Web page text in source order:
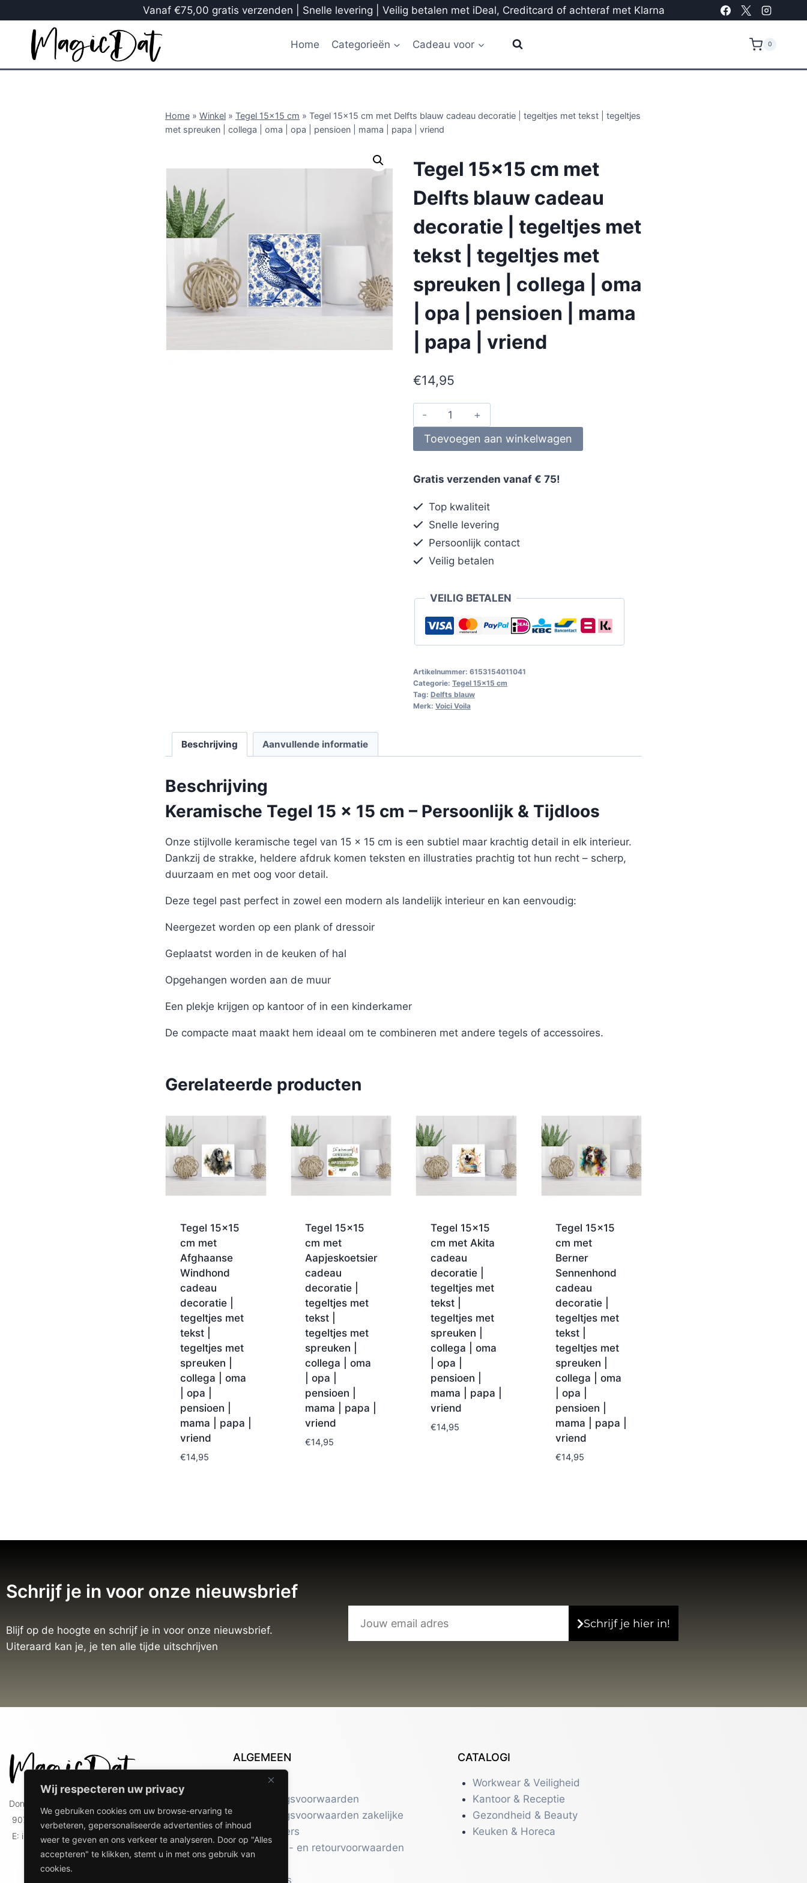
Wij respecteren uw privacy
We gebruiken cookies om uw browse-ervaring te
verbeteren, gepersonaliseerde advertenties of inhoud
weer te geven en ons verkeer te analyseren. Door op "Alles
accepteren" te klikken, stemt u in met ons gebruik van
cookies.
Vanaf €75,00 gratis verzenden | Snelle levering | Veilig betalen met iDeal, Creditcard of achteraf met Klarna
Home Categorieën Cadeau voor 0
Home » Winkel » Tegel 15x15 cm » Tegel 15×15 cm met Delfts blauw cadeau decoratie | tegeltjes met tekst | tegeltjes
met spreuken | collega | oma | opa | pensioen | mama | papa | vriend
Tegel 15×15 cm met
Delfts blauw cadeau
decoratie | tegeltjes met
tekst | tegeltjes met
spreuken | collega | oma
| opa | pensioen | mama
| papa | vriend
€14,95
Toevoegen aan winkelwagen
Gratis verzenden vanaf € 75!
Top kwaliteit
Snelle levering
Persoonlijk contact
Veilig betalen
VEILIG BETALEN
Artikelnummer: 6153154011041
Categorie: Tegel 15x15 cm
Tag: Delfts blauw
Merk: Voici Voila
Beschrijving Aanvullende informatie
Beschrijving
Keramische Tegel 15 x 15 cm – Persoonlijk & Tijdloos
Onze stijlvolle keramische tegel van 15 x 15 cm is een subtiel maar krachtig detail in elk interieur.
Dankzij de strakke, heldere afdruk komen teksten en illustraties prachtig tot hun recht – scherp,
duurzaam en met oog voor detail.
Deze tegel past perfect in zowel een modern als landelijk interieur en kan eenvoudig:
Neergezet worden op een plank of dressoir
Geplaatst worden in de keuken of hal
Opgehangen worden aan de muur
Een plekje krijgen op kantoor of in een kinderkamer
De compacte maat maakt hem ideaal om te combineren met andere tegels of accessoires.
Gerelateerde producten
Tegel 15×15
cm met
Afghaanse
Windhond
cadeau
decoratie |
tegeltjes met
tekst |
tegeltjes met
spreuken |
collega | oma
| opa |
pensioen |
mama | papa |
vriend
€14,95
Tegel 15×15
cm met
Aapjeskoetsier
cadeau
decoratie |
tegeltjes met
tekst |
tegeltjes met
spreuken |
collega | oma
| opa |
pensioen |
mama | papa |
vriend
€14,95
Tegel 15×15
cm met Akita
cadeau
decoratie |
tegeltjes met
tekst |
tegeltjes met
spreuken |
collega | oma
| opa |
pensioen |
mama | papa |
vriend
€14,95
Tegel 15×15
cm met
Berner
Sennenhond
cadeau
decoratie |
tegeltjes met
tekst |
tegeltjes met
spreuken |
collega | oma
| opa |
pensioen |
mama | papa |
vriend
€14,95
Schrijf je in voor onze nieuwsbrief
Blijf op de hoogte en schrijf je in voor onze nieuwsbrief.
Uiteraard kan je, je ten alle tijde uitschrijven
Schrijf je hier in!
Doniaweg 9
9074 AE Hallum
E: info@magicdat.nl
ALGEMEEN
Contact
Leveringsvoorwaarden
Leveringsvoorwaarden zakelijke
gebruikers
Verzend- en retourvoorwaarden
Over ons
CATALOGI
Workwear & Veiligheid
Kantoor & Receptie
Gezondheid & Beauty
Keuken & Horeca